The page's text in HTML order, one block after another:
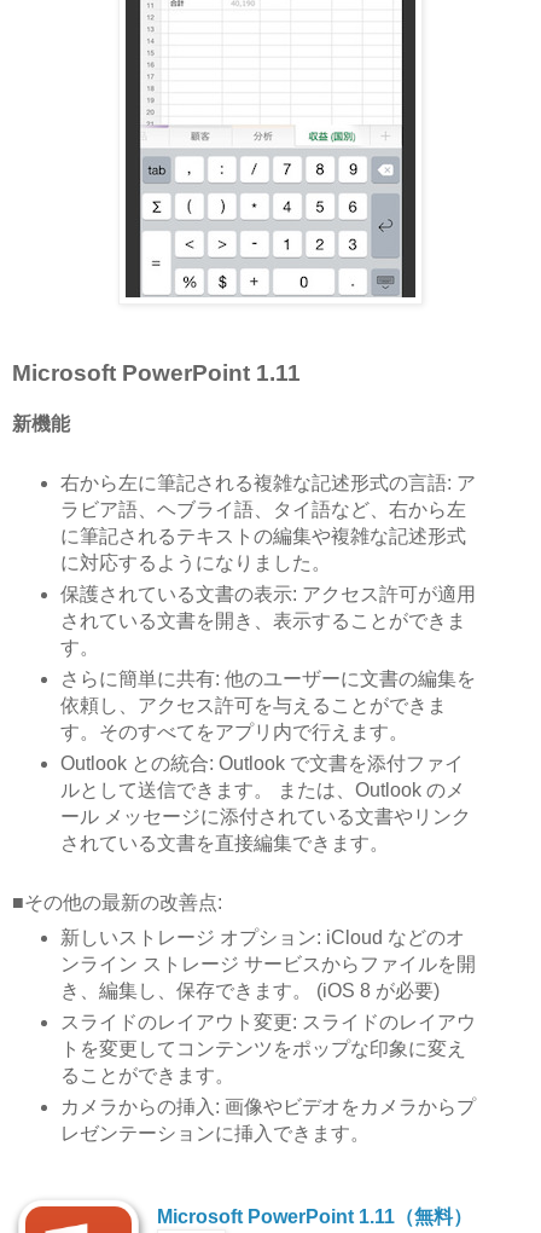
Microsoft PowerPoint 1.11
新機能
右から左に筆記される複雑な記述形式の言語: ア
ラビア語、ヘブライ語、タイ語など、右から左
に筆記されるテキストの編集や複雑な記述形式
に対応するようになりました。
保護されている文書の表示: アクセス許可が適用
されている文書を開き、表示することができま
す。
さらに簡単に共有: 他のユーザーに文書の編集を
依頼し、アクセス許可を与えることができま
す。そのすべてをアプリ内で行えます。
Outlook との統合: Outlook で文書を添付ファイ
ルとして送信できます。 または、Outlook のメ
ール メッセージに添付されている文書やリンク
されている文書を直接編集できます。
■その他の最新の改善点:
新しいストレージ オプション: iCloud などのオ
ンライン ストレージ サービスからファイルを開
き、編集し、保存できます。 (iOS 8 が必要)
スライドのレイアウト変更: スライドのレイアウ
トを変更してコンテンツをポップな印象に変え
ることができます。
カメラからの挿入: 画像やビデオをカメラからプ
レゼンテーションに挿入できます。
Microsoft PowerPoint 1.11（無料）